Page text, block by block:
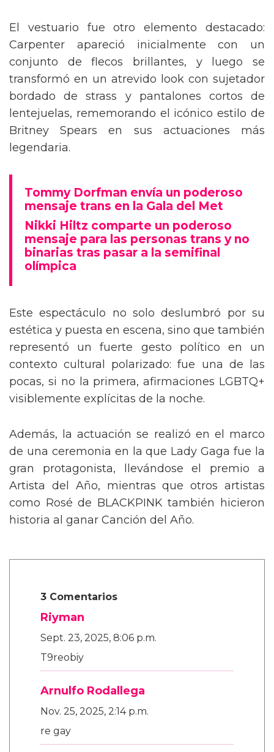
El vestuario fue otro elemento destacado:
Carpenter apareció inicialmente con un
conjunto de flecos brillantes, y luego se
transformó en un atrevido look con sujetador
bordado de strass y pantalones cortos de
lentejuelas, rememorando el icónico estilo de
Britney Spears en sus actuaciones más
legendaria.
Tommy Dorfman envía un poderoso
mensaje trans en la Gala del Met
Nikki Hiltz comparte un poderoso
mensaje para las personas trans y no
binarias tras pasar a la semifinal
olímpica
Este espectáculo no solo deslumbró por su
estética y puesta en escena, sino que también
representó un fuerte gesto político en un
contexto cultural polarizado: fue una de las
pocas, si no la primera, afirmaciones LGBTQ+
visiblemente explícitas de la noche.
Además, la actuación se realizó en el marco
de una ceremonia en la que Lady Gaga fue la
gran protagonista, llevándose el premio a
Artista del Año, mientras que otros artistas
como Rosé de BLACKPINK también hicieron
historia al ganar Canción del Año.
3 Comentarios
Riyman
Sept. 23, 2025, 8:06 p.m.
T9reobiy
Arnulfo Rodallega
Nov. 25, 2025, 2:14 p.m.
re gay